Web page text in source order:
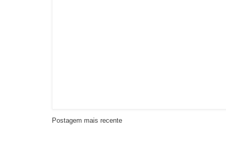
Postagem mais recente